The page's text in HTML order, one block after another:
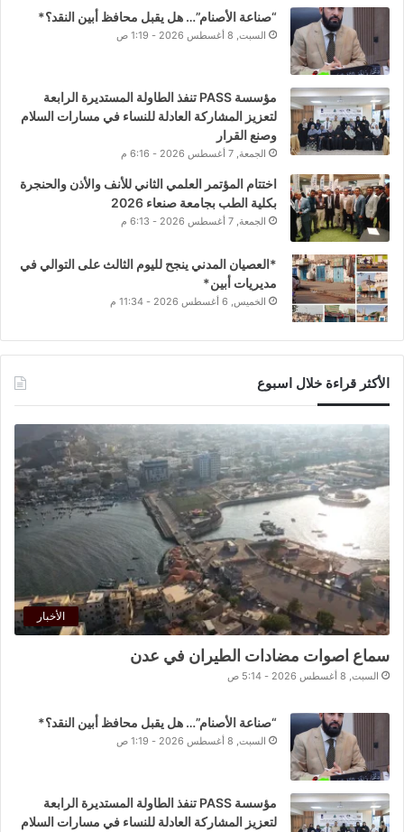
“صناعة الأصنام”… هل يقبل محافظ أبين النقد؟*
السبت, 8 أغسطس 2026 - 1:19 ص
مؤسسة PASS تنفذ الطاولة المستديرة الرابعة
لتعزيز المشاركة العادلة للنساء في مسارات السلام
وصنع القرار
الجمعة, 7 أغسطس 2026 - 6:16 م
اختتام المؤتمر العلمي الثاني للأنف والأذن والحنجرة
بكلية الطب بجامعة صنعاء 2026
الجمعة, 7 أغسطس 2026 - 6:13 م
*العصيان المدني ينجح لليوم الثالث على التوالي في
مديريات أبين*
الخميس, 6 أغسطس 2026 - 11:34 م
الأكثر قراءة خلال اسبوع
الأخبار
سماع اصوات مضادات الطيران في عدن
السبت, 8 أغسطس 2026 - 5:14 ص
“صناعة الأصنام”… هل يقبل محافظ أبين النقد؟*
السبت, 8 أغسطس 2026 - 1:19 ص
مؤسسة PASS تنفذ الطاولة المستديرة الرابعة
لتعزيز المشاركة العادلة للنساء في مسارات السلام